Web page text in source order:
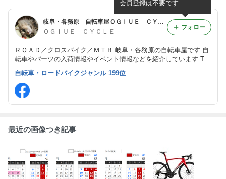
岐阜・各務原 自転車屋ＯＧＩＵＥ ＣＹＣＬＥ 入荷情報
ＯＧＩＵＥ ＣＹＣＬＥ
ＲＯＡＤ／クロスバイク／ＭＴＢ 岐阜・各務原の自転車屋です 自
転車やパーツの入荷情報やイベント情報などを紹介しています TE
L 058-382-3462 ■OGIUE CYCLE Online Shop https://ogiue-shop.
com
会員登録は不要です
フォロー
自転車・ロードバイクジャンル 199位
最近の画像つき記事